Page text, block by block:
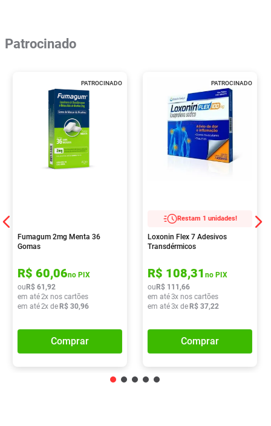
Patrocinado
PATROCINADO
Fumagum 2mg Menta 36
Gomas
R$ 60,06no PIX
ou R$ 61 ,92
em até2x nos cartões
em até2x de R$ 30,96
Comprar
PATROCINADO
Restam 1 unidades!
Loxonin Flex 7 Adesivos
Transdérmicos
R$ 108,31 no PIX
ou R$ 111 ,66
em até3x nos cartões
em até3x de R$ 37,22
Comprar